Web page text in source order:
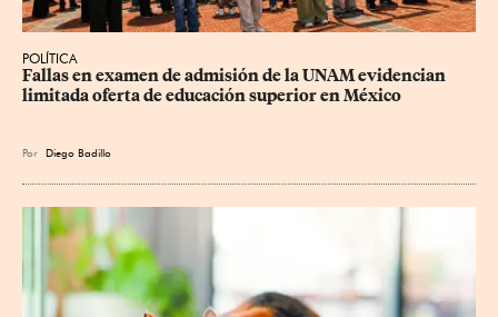
POLÍTICA
Fallas en examen de admisión de la UNAM evidencian
limitada oferta de educación superior en México
Por Diego Badillo